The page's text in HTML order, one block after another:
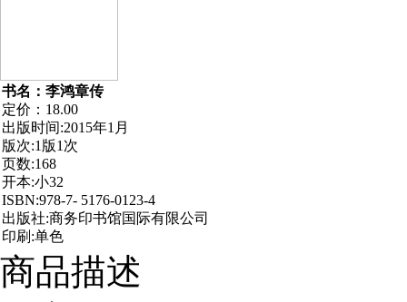
书名：李鸿章传
定价： 18.00
出版时间:2015年1 月
版次:1 版1 次
页数:168
开本:小32
ISBN:978-7- 5176-0123-4
出版社:商务印书馆国际有限公司
印刷 :单色
商品描述